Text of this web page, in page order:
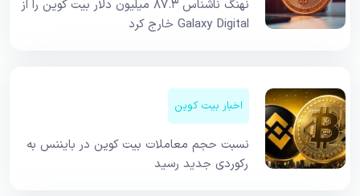
نهنگ ناشناس ۸۷.۳ میلیون دلار بیت کوین را از
Galaxy Digital خارج کرد
اخبار بیت کوین
نسبت حجم معاملات بیت کوین در بایننس به
رکوردی جدید رسید